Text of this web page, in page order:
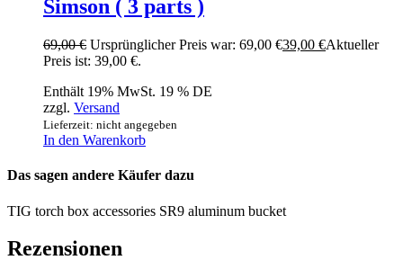
Simson ( 3 parts )
69,00€ Ursprünglicher Preis war: 69,00 €39,00 €Aktueller
Preis ist: 39,00 €.
Enthält 19% MwSt. 19 % DE
zzgl. Versand
Lieferzeit: nicht angegeben
In den Warenkorb
Das sagen andere Käufer dazu
TIG torch box accessories SR9 aluminum bucket
Rezensionen